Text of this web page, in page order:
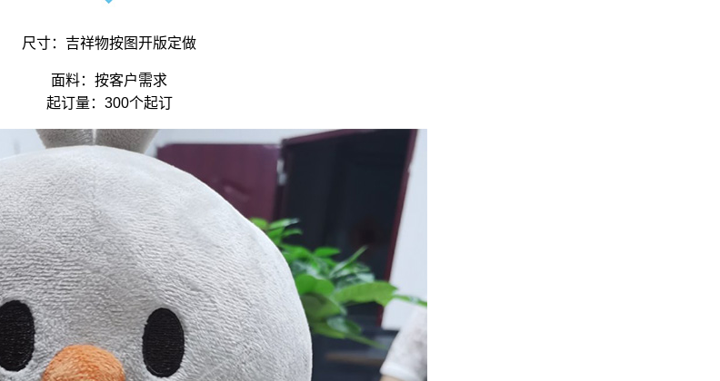
尺寸： 吉祥物按图开版定做
面料：按客户需求
起订量：300个起订